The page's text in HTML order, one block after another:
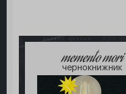
memento mori
чернокнижник